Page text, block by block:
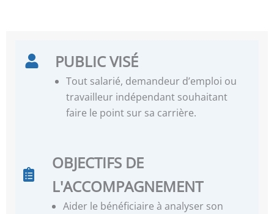
PUBLIC VISÉ
Tout salarié, demandeur d’emploi ou
travailleur indépendant souhaitant
faire le point sur sa carrière.
OBJECTIFS DE
L'ACCOMPAGNEMENT
Aider le bénéficiaire à analyser son